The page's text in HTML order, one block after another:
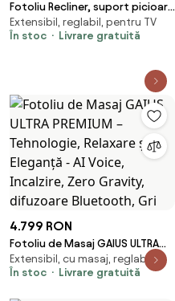
Fotoliu Recliner, suport picioare
extensibil, Piele Ecologica, Gri
Extensibil, reglabil, pentru TV
În stoc
Livrare gratuită
4.799 RON
Fotoliu de Masaj GAIUS ULTRA
PREMIUM – Tehnologie, Relaxare
și Eleganță - AI Voice, Incalzire,
Extensibil, cu masaj, reglabil
În stoc
Livrare gratuită